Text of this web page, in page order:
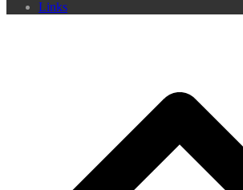
Links